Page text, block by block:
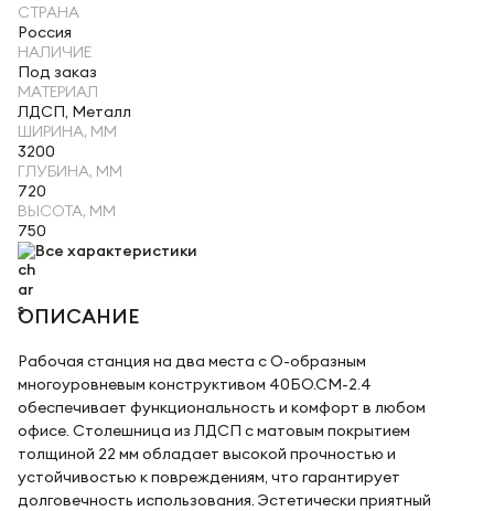
СТРАНА
Россия
НАЛИЧИЕ
Под заказ
МАТЕРИАЛ
ЛДСП, Металл
ШИРИНА, ММ
3200
ГЛУБИНА, ММ
720
ВЫСОТА, ММ
750
Все характеристики
ОПИСАНИЕ
Рабочая станция на два места с О-образным
многоуровневым конструктивом 40БО.СМ-2.4
обеспечивает функциональность и комфорт в любом
офисе. Столешница из ЛДСП с матовым покрытием
толщиной 22 мм обладает высокой прочностью и
устойчивостью к повреждениям, что гарантирует
долговечность использования. Эстетически приятный